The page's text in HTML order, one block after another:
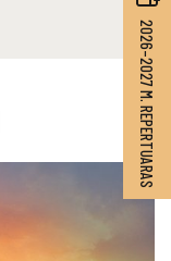
2026–2027 M. REPERTUARAS